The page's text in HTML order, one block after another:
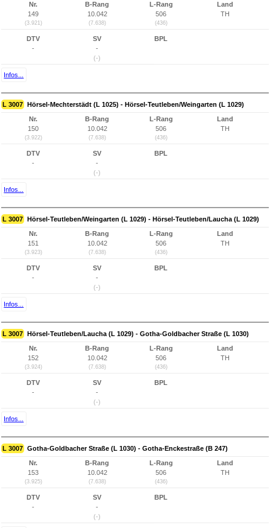
Nr.
149
(3.921)
B-Rang
10.042
(7.638)
L-Rang
506
(436)
Land
TH
DTV
-
SV
-
(-)
BPL
Infos...
L 3007 Hörsel-Mechterstädt (L 1025) - Hörsel-Teutleben/Weingarten (L 1029)
Nr.
150
(3.922)
B-Rang
10.042
(7.638)
L-Rang
506
(436)
Land
TH
DTV
-
SV
-
(-)
BPL
Infos...
L 3007 Hörsel-Teutleben/Weingarten (L 1029) - Hörsel-Teutleben/Laucha (L 1029)
Nr.
151
(3.923)
B-Rang
10.042
(7.638)
L-Rang
506
(436)
Land
TH
DTV
-
SV
-
(-)
BPL
Infos...
L 3007 Hörsel-Teutleben/Laucha (L 1029) - Gotha-Goldbacher Straße (L 1030)
Nr.
152
(3.924)
B-Rang
10.042
(7.638)
L-Rang
506
(436)
Land
TH
DTV
-
SV
-
(-)
BPL
Infos...
L 3007 Gotha-Goldbacher Straße (L 1030) - Gotha-Enckestraße (B 247)
Nr.
153
(3.925)
B-Rang
10.042
(7.638)
L-Rang
506
(436)
Land
TH
DTV
-
SV
-
(-)
BPL